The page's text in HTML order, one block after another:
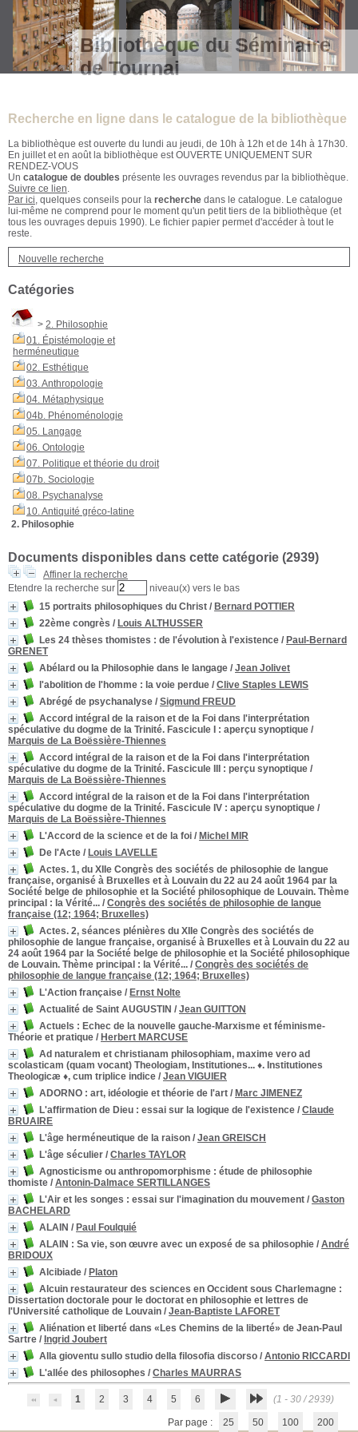
Bibliothèque du Séminaire
de Tournai
Recherche en ligne dans le catalogue de la bibliothèque
La bibliothèque est ouverte du lundi au jeudi, de 10h à 12h et de 14h à 17h30.
En juillet et en août la bibliothèque est OUVERTE UNIQUEMENT SUR
RENDEZ-VOUS
Un catalogue de doubles présente les ouvrages revendus par la bibliothèque.
Suivre ce lien.
Par ici, quelques conseils pour la recherche dans le catalogue. Le catalogue
lui-même ne comprend pour le moment qu'un petit tiers de la bibliothèque (et
tous les ouvrages depuis 1990). Le fichier papier permet d'accéder à tout le
reste.
Nouvelle recherche
Catégories
> 2. Philosophie
01. Épistémologie et
herméneutique
02. Esthétique
03. Anthropologie
04. Métaphysique
04b. Phénoménologie
05. Langage
06. Ontologie
07. Politique et théorie du droit
07b. Sociologie
08. Psychanalyse
10. Antiquité gréco-latine
2. Philosophie
Documents disponibles dans cette catégorie (2939)
Affiner la recherche
Etendre la recherche sur
niveau(x) vers le bas
15 portraits philosophiques du Christ / Bernard POTTIER
22ème congrès / Louis ALTHUSSER
Les 24 thèses thomistes : de l'évolution à l'existence / Paul-Bernard
GRENET
Abélard ou la Philosophie dans le langage / Jean Jolivet
l'abolition de l'homme : la voie perdue / Clive Staples LEWIS
Abrégé de psychanalyse / Sigmund FREUD
Accord intégral de la raison et de la Foi dans l'interprétation
spéculative du dogme de la Trinité. Fascicule I
: aperçu synoptique /
Marquis de La Boëssière-Thiennes
Accord intégral de la raison et de la Foi dans l'interprétation
spéculative du dogme de la Trinité. Fascicule III
: perçu synoptique /
Marquis de La Boëssière-Thiennes
Accord intégral de la raison et de la Foi dans l'interprétation
spéculative du dogme de la Trinité. Fascicule IV : aperçu synoptique /
Marquis de La Boëssière-Thiennes
L'Accord de la science et de la foi / Michel MIR
De l'Acte / Louis LAVELLE
Actes. 1, du XIIe Congrès des sociétés de philosophie de langue
française, organisé à Bruxelles et à Louvain du 22 au 24 août 1964 par la
Société belge de philosophie et la Société philosophique de Louvain. Thème
principal : la Vérité... / Congrès des sociétés de philosophie de langue
française (12; 1964; Bruxelles)
Actes. 2, séances plénières du XIIe Congrès des sociétés de
philosophie de langue française, organisé à Bruxelles et à Louvain du 22 au
24 août 1964 par la Société belge de philosophie et la Société philosophique
de Louvain. Thème principal : la Vérité... / Congrès des sociétés de
philosophie de langue française (12; 1964; Bruxelles)
L'Action française / Ernst Nolte
Actualité de Saint AUGUSTIN / Jean GUITTON
Actuels : Echec de la nouvelle gauche-Marxisme et féminisme-
Théorie et pratique / Herbert MARCUSE
Ad naturalem et christianam philosophiam, maxime vero ad
scolasticam (quam vocant) Theologiam, Institutiones... ♦. Institutiones
Theologicæ ♦, cum triplice indice / Jean VIGUIER
ADORNO : art, idéologie et théorie de l'art / Marc JIMENEZ
L'affirmation de Dieu : essai sur la logique de l'existence / Claude
BRUAIRE
L'âge herméneutique de la raison / Jean GREISCH
L'âge séculier / Charles TAYLOR
Agnosticisme ou anthropomorphisme : étude de philosophie
thomiste / Antonin-Dalmace SERTILLANGES
L'Air et les songes : essai sur l'imagination du mouvement / Gaston
BACHELARD
ALAIN / Paul Foulquié
ALAIN : Sa vie, son œuvre avec un exposé de sa philosophie / André
BRIDOUX
Alcibiade / Platon
Alcuin restaurateur des sciences en Occident sous Charlemagne :
Dissertation doctorale pour le doctorat en philosophie et lettres de
l'Université catholique de Louvain / Jean-Baptiste LAFORET
Aliénation et liberté dans «Les Chemins de la liberté» de Jean-Paul
Sartre / Ingrid Joubert
Alla gioventu sullo studio della filosofia discorso / Antonio RICCARDI
L'allée des philosophes / Charles MAURRAS
1 2 3 4 5 6 (1 - 30 / 2939)
Par page : 25 50 100 200